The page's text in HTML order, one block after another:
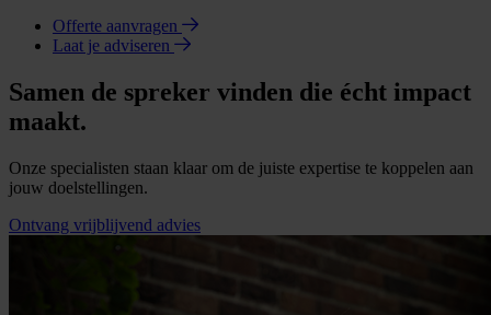
Offerte aanvragen
Laat je adviseren
Samen de spreker vinden die écht impact
maakt.
Onze specialisten staan klaar om de juiste expertise te koppelen aan
jouw doelstellingen.
Ontvang vrijblijvend advies